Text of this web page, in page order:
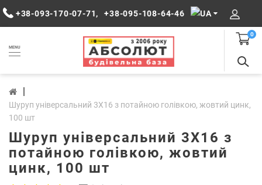
+38-093-170-07-71, +38-095-108-64-46
MENU
0
Шуруп універсальний 3Х16 з потайною голівкою, жовтий цинк,
100 шт
Шуруп універсальний 3Х16 з
потайною голівкою, жовтий
цинк, 100 шт